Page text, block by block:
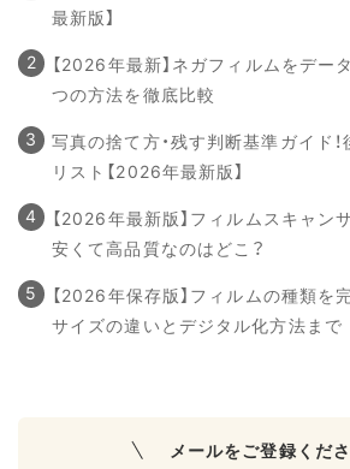
最新版】
【2026年最新】ネガフィルムをデー
つの方法を徹底比較
写真の捨て方・残す判断基準ガイド
リスト【2026年最新版】
【2026年最新版】フィルムスキャン
安くて高品質なのはどこ？
【2026年保存版】フィルムの種類を
サイズの違いとデジタル化方法まで
メールをご登録くだ